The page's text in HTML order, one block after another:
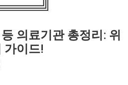
의료기관 총정리: 위
가이드!